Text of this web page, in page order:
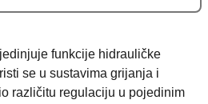
funkcije hidrauličke
se u sustavima grijanja i
različitu regulaciju u pojedinim